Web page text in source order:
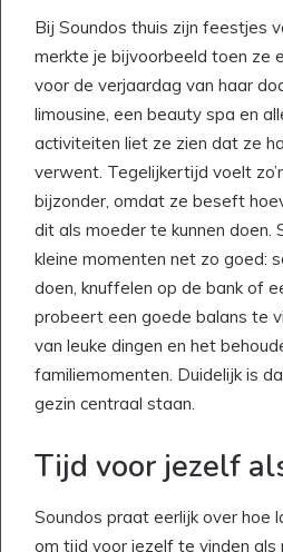
Bij Soundos thuis zijn feestjes
merkte je bijvoorbeeld toen ze
voor de verjaardag van haar
limousine, een beauty spa en
activiteiten liet ze zien dat ze
verwent. Tegelijkertijd voelt
bijzonder, omdat ze beseft
dit als moeder te kunnen doen.
kleine momenten net zo goed:
doen, knuffelen op de bank of
probeert een goede balans te
van leuke dingen en het
familiemomenten. Duidelijk is
gezin centraal staan.
Tijd voor jezelf
Soundos praat eerlijk over hoe
om tijd voor jezelf te vinden